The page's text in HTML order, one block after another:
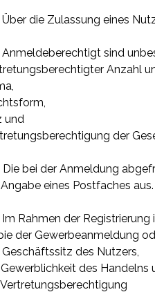
Über die Zulassung eines
Anmeldeberechtigt sind
Anzahl
und
der
Die bei der Anmeldung
eines Postfaches aus.
Im Rahmen der
der Gewerbeanmeldung
des Nutzers,
des Handelns